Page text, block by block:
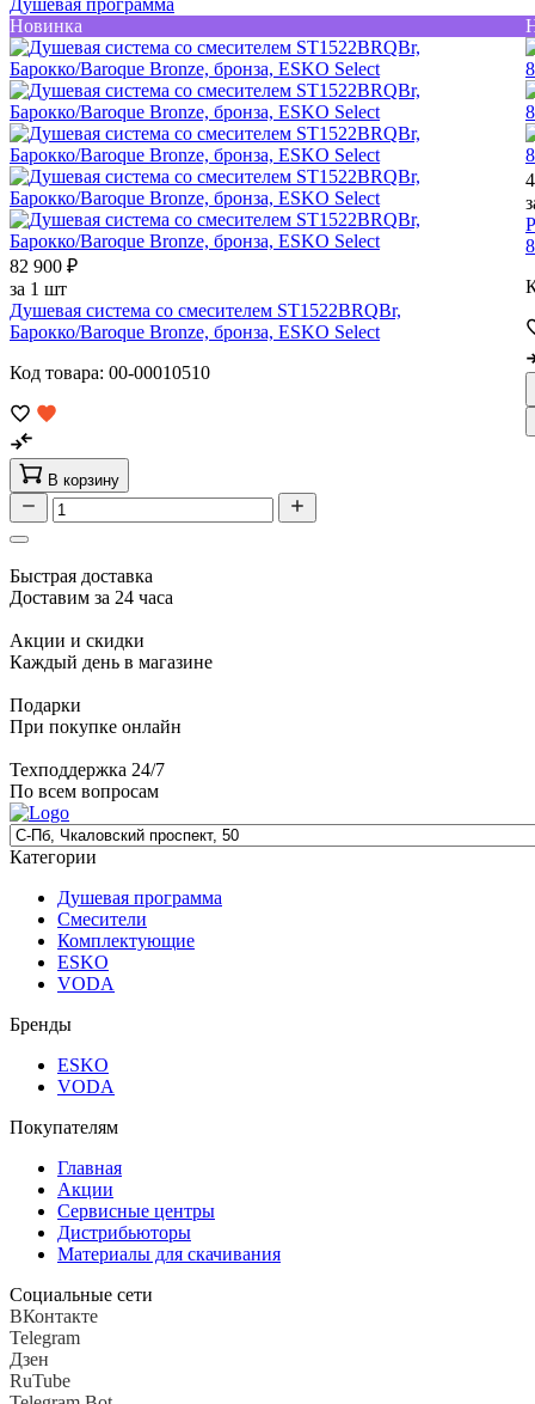
Душевая программа
Новинка
82 900 ₽
за 1 шт
Душевая система со смесителем ST1522BRQBr,
Барокко/Baroque Bronze, бронза, ESKO Select
Код товара: 00-00010510
В корзину
Быстрая доставка
Доставим за 24 часа
Акции и скидки
Каждый день в магазине
Подарки
При покупке онлайн
Техподдержка 24/7
По всем вопросам
Категории
Душевая программа
Смесители
Комплектующие
ESKO
VODA
Бренды
ESKO
VODA
Покупателям
Главная
Акции
Сервисные центры
Дистрибьюторы
Материалы для скачивания
Социальные сети
ВКонтакте
Telegram
Дзен
RuTube